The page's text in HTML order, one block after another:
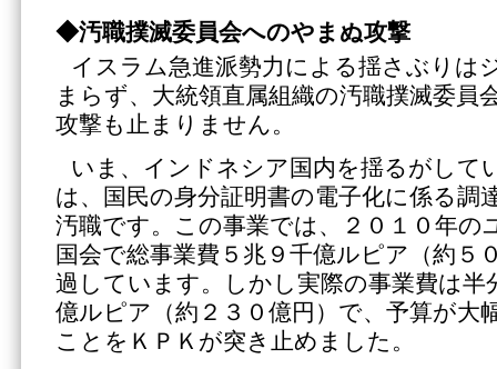
◆汚職撲滅委員会へのやまぬ攻撃
イスラム急進派勢力による揺さぶりは
まらず、大統領直属組織の汚職撲滅委員
攻撃も止まりません。
いま、インドネシア国内を揺るがして
は、国民の身分証明書の電子化に係る調
汚職です。この事業では、２０１０年の
国会で総事業費５兆９千億ルピア（約５
過しています。しかし実際の事業費は半
億ルピア（約２３０億円）で、予算が大
ことをＫＰＫが突き止めました。